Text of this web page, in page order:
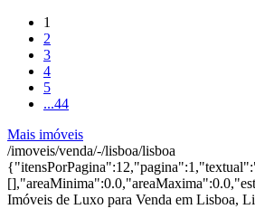
1
2
3
4
5
...44
Mais imóveis
/imoveis/venda/-/lisboa/lisboa
Imóveis de Luxo para Venda em Lisboa,